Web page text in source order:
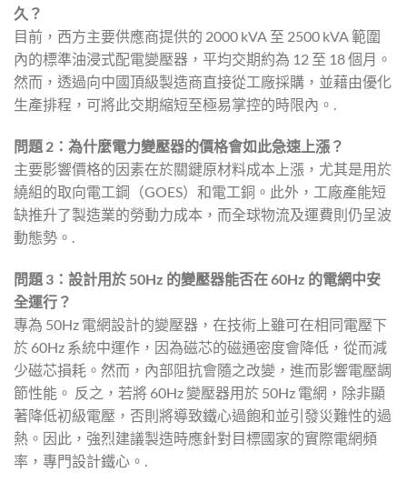
久？
目前，西方主要供應商提供的 2000 kVA 至 2500 kVA 範圍
內的標準油浸式配電變壓器，平均交期約為 12 至 18 個月。
然而，透過向中國頂級製造商直接從工廠採購，並藉由優化
生產排程，可將此交期縮短至極易掌控的時限內。.
問題 2：為什麼電力變壓器的價格會如此急速上漲？
主要影響價格的因素在於關鍵原材料成本上漲，尤其是用於
繞組的取向電工鋼（GOES）和電工銅。此外，工廠產能短
缺推升了製造業的勞動力成本，而全球物流及運費則仍呈波
動態勢。.
問題 3：設計用於 50Hz 的變壓器能否在 60Hz 的電網中安
全運行？
專為 50Hz 電網設計的變壓器，在技術上雖可在相同電壓下
於 60Hz 系統中運作，因為磁芯的磁通密度會降低，從而減
少磁芯損耗。然而，內部阻抗會隨之改變，進而影響電壓調
節性能。 反之，若將 60Hz 變壓器用於 50Hz 電網，除非顯
著降低初級電壓，否則將導致鐵心過飽和並引發災難性的過
熱。因此，強烈建議製造時應針對目標國家的實際電網頻
率，專門設計鐵心。.